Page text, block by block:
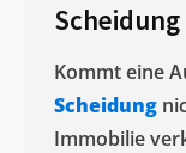
Scheidung
Kommt eine
Scheidung
Immobilie